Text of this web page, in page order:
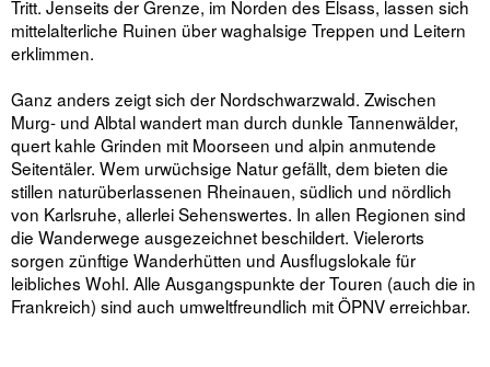
Tritt. Jenseits der Grenze, im Norden des Elsass, lassen sich
mittelalterliche Ruinen über waghalsige Treppen und Leitern
erklimmen.
Ganz anders zeigt sich der Nordschwarzwald. Zwischen
Murg- und Albtal wandert man durch dunkle Tannenwälder,
quert kahle Grinden mit Moorseen und alpin anmutende
Seitentäler. Wem urwüchsige Natur gefällt, dem bieten die
stillen naturüberlassenen Rheinauen, südlich und nördlich
von Karlsruhe, allerlei Sehenswertes. In allen Regionen sind
die Wanderwege ausgezeichnet beschildert. Vielerorts
sorgen zünftige Wanderhütten und Ausflugslokale für
leibliches Wohl. Alle Ausgangspunkte der Touren (auch die in
Frankreich) sind auch umweltfreundlich mit ÖPNV erreichbar.